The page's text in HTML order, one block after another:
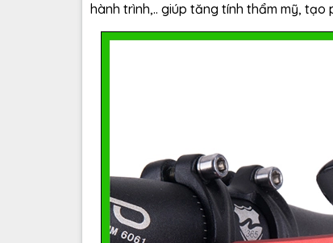
hành trình,.. giúp tăng tính thẩm mỹ, tạo